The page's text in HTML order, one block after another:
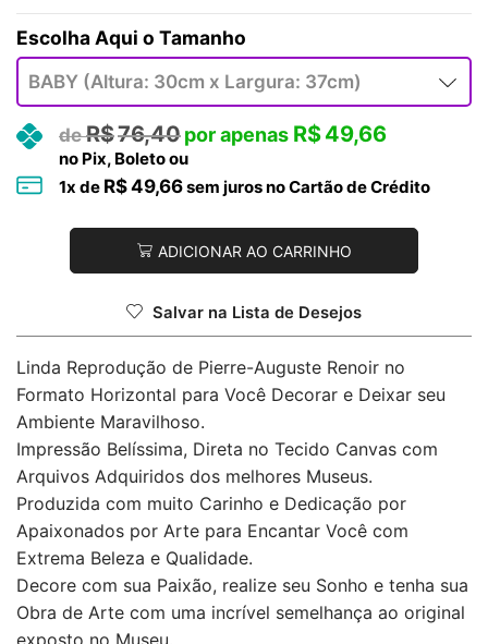
Tamanho
R$76,40 R$49,66
no Pix, Boleto ou
1x de R$49,66sem juros no Cartão de Crédito
ADICIONAR AO CARRINHO
Salvar na Lista de Desejos
Linda Reprodução de Pierre-Auguste Renoir no
Formato Horizontal para Você Decorar e Deixar seu
Ambiente Maravilhoso.
Impressão Belíssima, Direta no Tecido Canvas com
Arquivos Adquiridos dos melhores Museus.
Produzida com muito Carinho e Dedicação por
Apaixonados por Arte para Encantar Você com
Extrema Beleza e Qualidade.
Decore com sua Paixão, realize seu Sonho e tenha sua
Obra de Arte com uma incrível semelhança ao original